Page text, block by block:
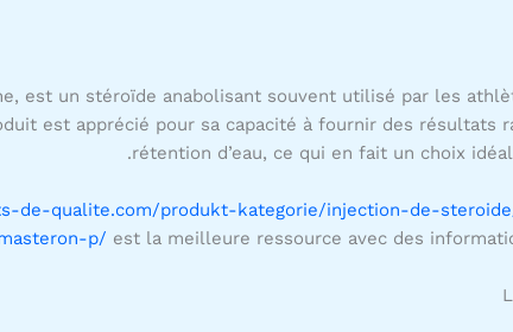
est un stéroïde anabolisant souvent utilisé par les
est apprécié pour sa capacité à fournir des résultats
rétention d’eau, ce qui en fait un choix
de-qualite.com/produkt-kategorie/injection-de-
p/ est la meilleure ressource avec des